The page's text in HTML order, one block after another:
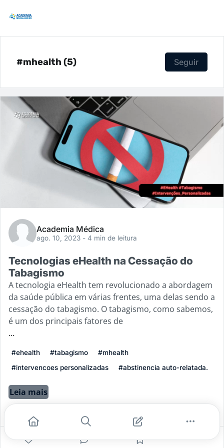
#mhealth (5) Seguir
Academia Médica
ago. 10, 2023 - 4 min de leitura
Tecnologias eHealth na Cessação do
Tabagismo
A tecnologia eHealth tem revolucionado a abordagem
da saúde pública em várias frentes, uma delas sendo a
cessação do tabagismo. O tabagismo, como sabemos,
é um dos principais fatores de
...
#ehealth #tabagismo
#mhealth
#intervencoes personalizadas
#abstinencia auto-relatada.
Leia mais